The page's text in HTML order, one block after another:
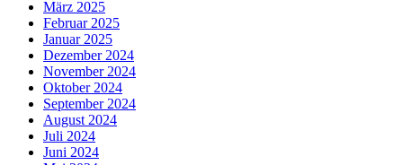
März 2025
Februar 2025
Januar 2025
Dezember 2024
November 2024
Oktober 2024
September 2024
August 2024
Juli 2024
Juni 2024